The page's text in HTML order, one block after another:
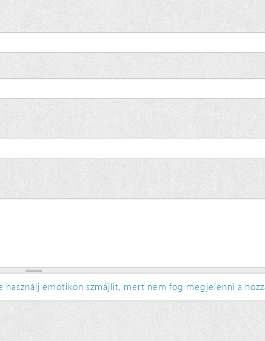
használj emotikon szmájlit, mert nem fog megjelenni a